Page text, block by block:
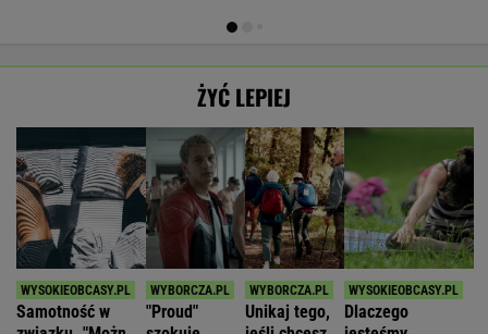
ŻYĆ LEPIEJ
Samotność w
"Proud"
Unikaj tego,
Dlaczego